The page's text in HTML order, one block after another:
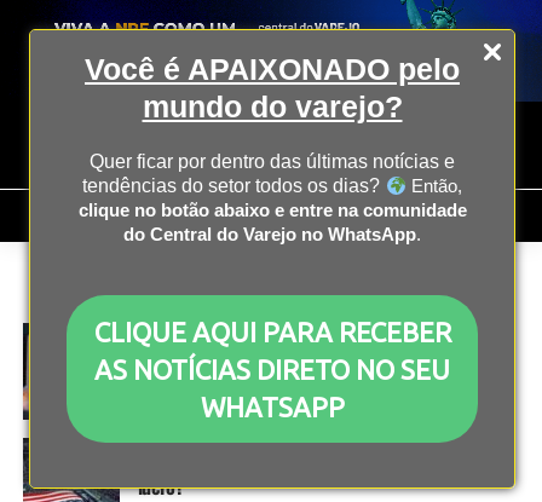
Você é APAIXONADO pelo
mundo do varejo?
Quer ficar por dentro das últimas notícias e
tendências do setor todos os dias?
Então,
clique no botão abaixo e entre na comunidade
do Central do Varejo no WhatsApp.
CLIQUE AQUI PARA RECEBER
AS NOTÍCIAS DIRETO NO SEU
WHATSAPP
All posts tagged "propaganda"
MARKETING 2 anos atrás
O que é Ads? Entenda como usá-los na prática
MARKETING 2 anos atrás
lucro?